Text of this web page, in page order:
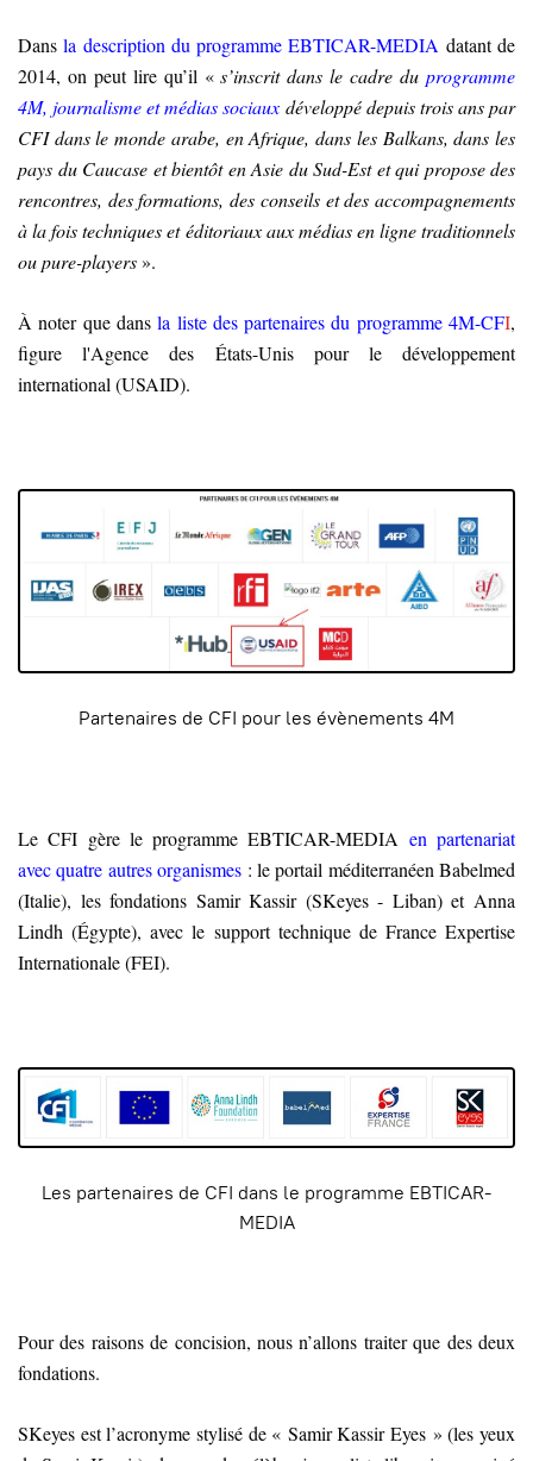
Dansla description du programme EBTICAR-MEDIA datant de
2014, on peut lire qu’il «s’inscrit dans le cadre duprogramme
4M, journalisme et médias sociaux développé depuis trois ans par
CFI dans le monde arabe, en Afrique, dans les Balkans, dans les
pays du Caucase et bientôt en Asie du Sud-Est et qui propose des
rencontres, des formations, des conseils et des accompagnements
à la fois techniques et éditoriaux aux médias en ligne traditionnels
ou pure-players».
À noter que dansla liste des partenaires du programme 4M-CFI,
figure l'Agence des États-Unis pour le développement
international (USAID).
Partenaires de CFI pour les évènements 4M
Le CFI gère le programme EBTICAR-MEDIA en partenariat
avec quatre autres organismes : le portail méditerranéen Babelmed
(Italie), les fondations Samir Kassir (SKeyes - Liban) et Anna
Lindh (Égypte), avec le support technique de France Expertise
Internationale (FEI).
Les partenaires de CFI dans le programme EBTICAR-
MEDIA
Pour des raisons de concision, nous n’allons traiter que des deux
fondations.
SKeyes est l’acronyme stylisé de « Samir Kassir Eyes » (les yeux